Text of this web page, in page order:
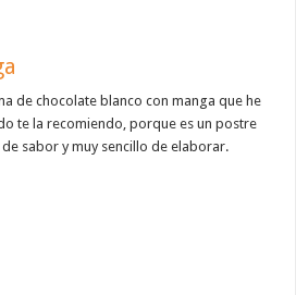
de chocolate blanco con manga que he
te la recomiendo, porque es un postre
sabor y muy sencillo de elaborar.